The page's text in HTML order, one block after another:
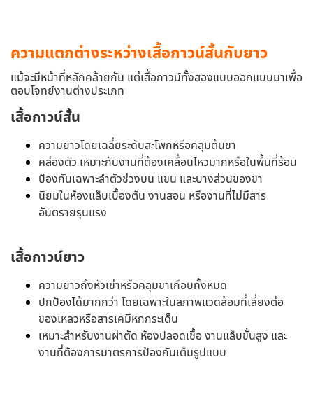
ความแตกต่างระหว่างเสื้อกาวน์สั้นกับยาว
แม้จะมีหน้าที่หลักคล้ายกัน แต่เสื้อกาวน์ทั้งสองแบบออกแบบมาเพื่อ
ตอบโจทย์งานต่างประเภท
เสื้อกาวน์สั้น
ความยาวโดยเฉลี่ยระดับสะโพกหรือคลุมต้นขา
คล่องตัว เหมาะกับงานที่ต้องเคลื่อนไหวมากหรือในพื้นที่ร้อน
ป้องกันเฉพาะลำตัวช่วงบน แขน และบางส่วนของขา
นิยมในห้องแล็บเบื้องต้น งานสอน หรืองานที่ไม่มีสาร
อันตรายรุนแรง
เสื้อกาวน์ยาว
ความยาวถึงหัวเข่าหรือคลุมขาเกือบทั้งหมด
ปกป้องได้มากกว่า โดยเฉพาะในสภาพแวดล้อมที่เสี่ยงต่อ
ของเหลวหรือสารเคมีหกกระเด็น
เหมาะสำหรับงานผ่าตัด ห้องปลอดเชื้อ งานแล็บขั้นสูง และ
งานที่ต้องการมาตรการป้องกันเต็มรูปแบบ